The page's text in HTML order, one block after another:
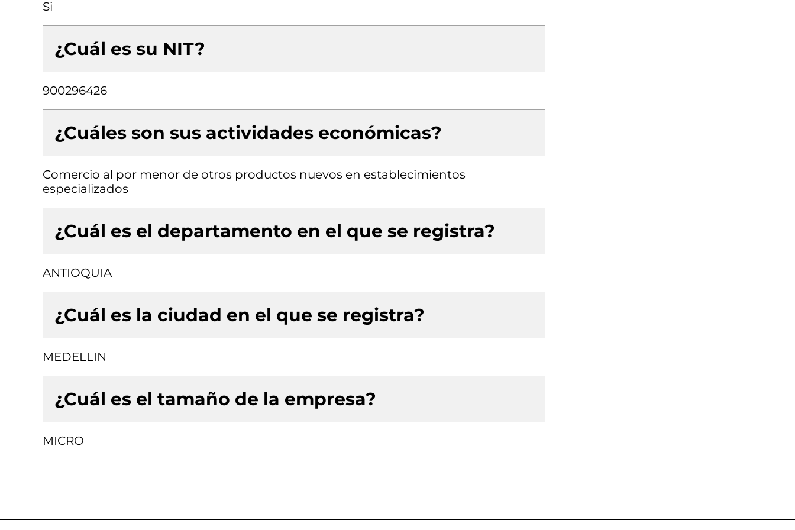
Si
¿Cuál es su NIT?
900296426
¿Cuáles son sus actividades económicas?
Comercio al por menor de otros productos nuevos en establecimientos
especializados
¿Cuál es el departamento en el que se registra?
ANTIOQUIA
¿Cuál es la ciudad en el que se registra?
MEDELLIN
¿Cuál es el tamaño de la empresa?
MICRO